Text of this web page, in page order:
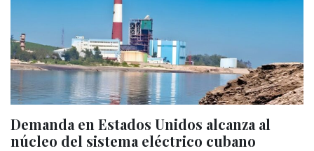
Demanda en Estados Unidos alcanza al
núcleo del sistema eléctrico cubano